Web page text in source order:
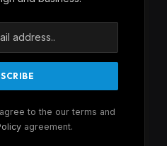
to the our terms and
agreement.